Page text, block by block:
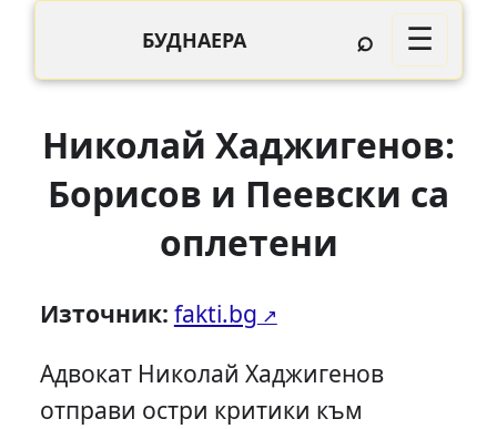
БУДНАЕРА ⌕ ☰
Николай Хаджигенов:
Борисов и Пеевски са
оплетени
Източник: fakti.bg
Адвокат Николай Хаджигенов
отправи остри критики към